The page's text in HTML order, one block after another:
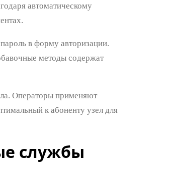
автоматическому
в форму авторизации.
методы содержат
Операторы применяют
к абоненту узел для
службы